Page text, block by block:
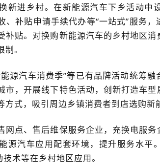
新进乡村。在新能源汽车下乡活动
、补贴申请手续代办等“一站式”服务
补贴。对换购新能源汽车的乡村地区
。
能源汽车消费季”等已有品牌活动统筹
市，开展线下特色活动，创新打造车型
式，吸引周边乡镇消费者到店选购新
网点、售后维保服务企业，充换电服
源汽车应用配套环境，提升服务水平
术等在乡村地区应用。